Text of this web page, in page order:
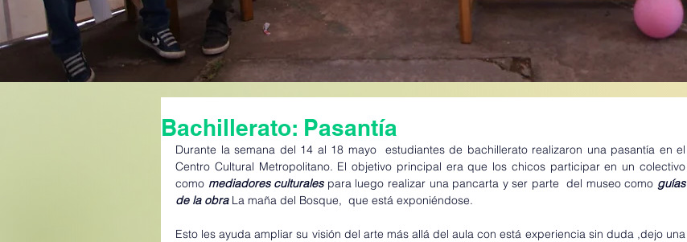
Bachillerato: Pasantía
Durante la semana del 14 al 18 mayo  estudiantes de bachillerato realizaron una pasantía en el
Centro Cultural Metropolitano. El objetivo principal era que los chicos participar en un colectivo
como mediadores culturales para luego realizar una pancarta y ser parte  del museo como guías
de la obra La maña del Bosque,  que está exponiéndose.
Esto les ayuda ampliar su visión del arte más allá del aula con está experiencia sin duda ,dejo una